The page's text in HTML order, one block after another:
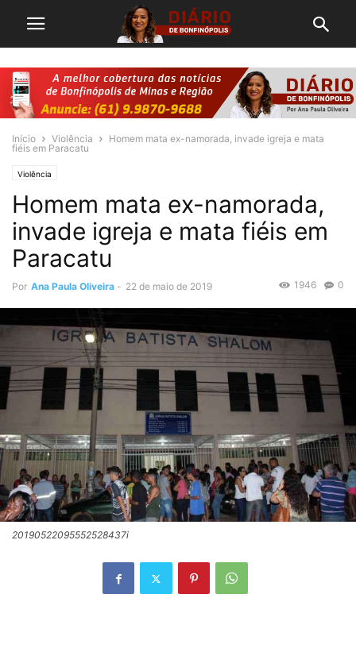
Início Violência
Homem mata ex-namorada, invade igreja e mata
fiéis em Paracatu
Violência
Homem mata ex-namorada,
invade igreja e mata fiéis em
Paracatu
Por Ana Paula Oliveira - 22 de maio de 2019 0
1946
20190522095552528437i